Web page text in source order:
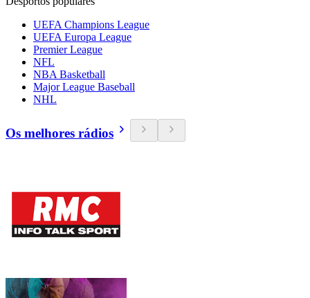
UEFA Champions League
UEFA Europa League
Premier League
NFL
NBA Basketball
Major League Baseball
NHL
Os melhores rádios